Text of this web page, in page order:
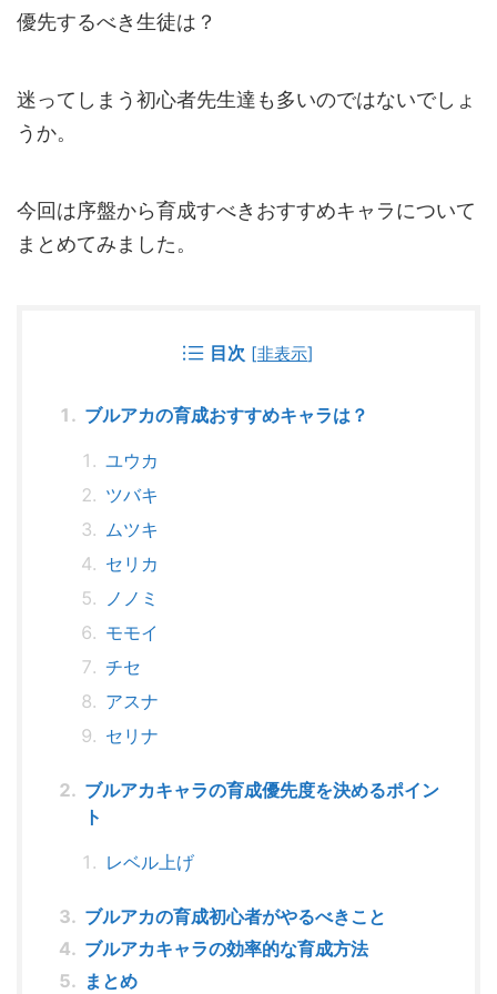
優先するべき生徒は？
迷ってしまう初心者先生達も多いのではないでしょ
うか。
今回は序盤から育成すべきおすすめキャラについて
まとめてみました。
目次 [非表示]
ブルアカの育成おすすめキャラは？
ユウカ
ツバキ
ムツキ
セリカ
ノノミ
モモイ
チセ
アスナ
セリナ
ブルアカキャラの育成優先度を決めるポイン
ト
レベル上げ
ブルアカの育成初心者がやるべきこと
ブルアカキャラの効率的な育成方法
まとめ